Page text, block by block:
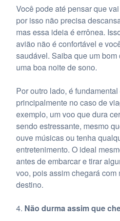
Você pode até pensar que
por isso não precisa
mas essa ideia é errônea.
avião não é confortável e
saudável. Saiba que um
uma boa noite de sono.
Por outro lado, é
principalmente no caso de
exemplo, um voo que dura
sendo estressante, mesmo
ouve músicas ou tenha
entretenimento. O ideal
antes de embarcar e tirar
voo, pois assim chegará com
destino.
Não durma assim que